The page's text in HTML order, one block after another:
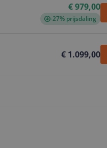
€ 979,00
-27% prijsdaling
€ 1.099,00